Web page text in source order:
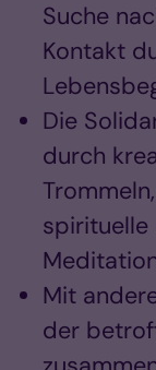
Suche
Kontakt
Die
durch
spirituelle
Mit
der